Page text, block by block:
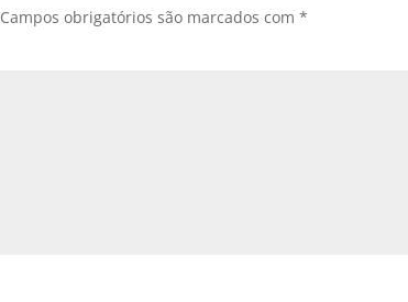
Campos obrigatórios são marcados com*